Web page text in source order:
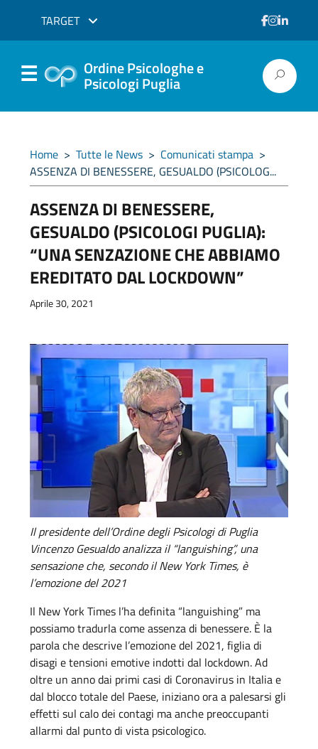
TARGET
Ordine Psicologhe e
Psicologi Puglia
Home > Tutte le News > Comunicati stampa >
ASSENZA DI BENESSERE, GESUALDO (PSICOLOG...
ASSENZA DI BENESSERE,
GESUALDO (PSICOLOGI PUGLIA):
“UNA SENZAZIONE CHE ABBIAMO
EREDITATO DAL LOCKDOWN”
Aprile 30, 2021
Il presidente dell’Ordine degli Psicologi di Puglia
Vincenzo Gesualdo analizza il “languishing”, una
sensazione che, secondo il New York Times, è
l’emozione del 2021
Il New York Times l’ha definita “languishing” ma
possiamo tradurla come assenza di benessere. È la
parola che descrive l’emozione del 2021, figlia di
disagi e tensioni emotive indotti dal lockdown. Ad
oltre un anno dai primi casi di Coronavirus in Italia e
dal blocco totale del Paese, iniziano ora a palesarsi gli
effetti sul calo dei contagi ma anche preoccupanti
allarmi dal punto di vista psicologico.